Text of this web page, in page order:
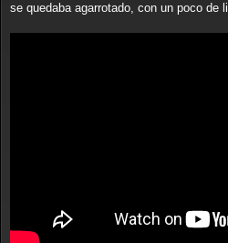
se quedaba agarrotado, con un poco de